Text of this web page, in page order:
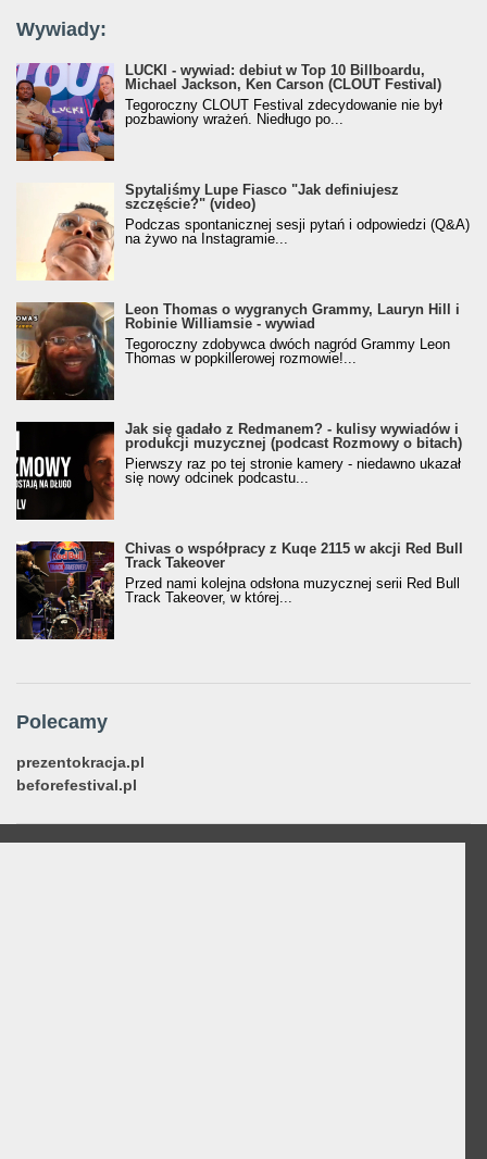
Wywiady:
LUCKI - wywiad: debiut w Top 10 Billboardu,
Michael Jackson, Ken Carson (CLOUT Festival)
Tegoroczny CLOUT Festival zdecydowanie nie był
pozbawiony wrażeń. Niedługo po...
Spytaliśmy Lupe Fiasco "Jak definiujesz
szczęście?" (video)
Podczas spontanicznej sesji pytań i odpowiedzi (Q&A)
na żywo na Instagramie...
Leon Thomas o wygranych Grammy, Lauryn Hill i
Robinie Williamsie - wywiad
Tegoroczny zdobywca dwóch nagród Grammy Leon
Thomas w popkillerowej rozmowie!...
Jak się gadało z Redmanem? - kulisy wywiadów i
produkcji muzycznej (podcast Rozmowy o bitach)
Pierwszy raz po tej stronie kamery - niedawno ukazał
się nowy odcinek podcastu...
Chivas o współpracy z Kuqe 2115 w akcji Red Bull
Track Takeover
Przed nami kolejna odsłona muzycznej serii Red Bull
Track Takeover, w której...
Polecamy
prezentokracja.pl
beforefestival.pl